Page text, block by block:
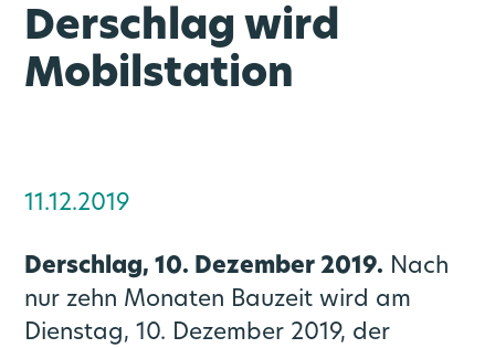
Derschlag wird
Mobilstation
11.12.2019
Derschlag, 10. Dezember 2019. Nach
nur zehn Monaten Bauzeit wird am
Dienstag, 10. Dezember 2019, der
Liniennetz
Bahnknoten Köln
Mobilstationen
Aktuelles
go.Rheinland GmbH
Stellenportal